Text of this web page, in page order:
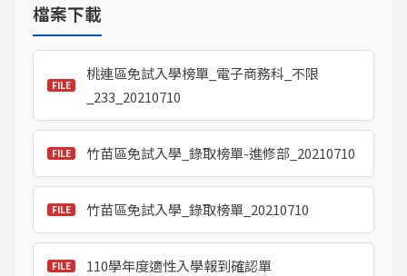
檔案下載
桃連區免試入學榜單_電子商務科_不限
_233_20210710
竹苗區免試入學_錄取榜單-進修部_20210710
竹苗區免試入學_錄取榜單_20210710
110學年度適性入學報到確認單